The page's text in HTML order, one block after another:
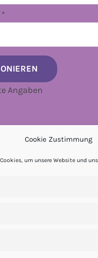
Cookie Zustimmung
um unsere Website und
*
Angaben